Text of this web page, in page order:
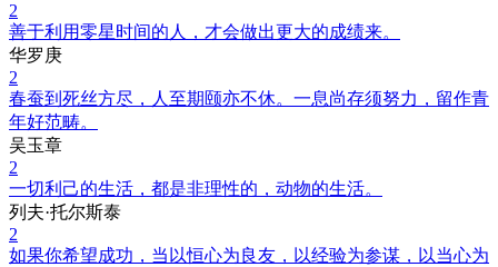
2
善于利用零星时间的人，才会做出更大的成绩来。
华罗庚
2
春蚕到死丝方尽，人至期颐亦不休。一息尚存须努力，留作青
年好范畴。
吴玉章
2
一切利己的生活，都是非理性的，动物的生活。
列夫·托尔斯泰
2
如果你希望成功，当以恒心为良友，以经验为参谋，以当心为